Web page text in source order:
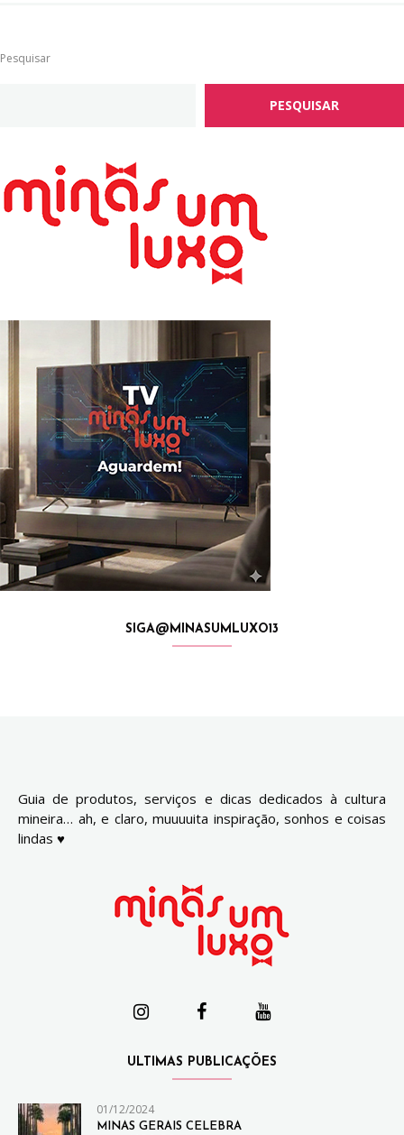
Pesquisar
PESQUISAR
SIGA@MINASUMLUXO13
Guia de produtos, serviços e dicas dedicados à cultura
mineira… ah, e claro, muuuuita inspiração, sonhos e coisas
lindas ♥
ULTIMAS PUBLICAÇÕES
01/12/2024
MINAS GERAIS CELEBRA